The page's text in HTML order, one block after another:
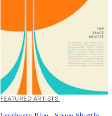
40%*
FEATURED ARTISTS